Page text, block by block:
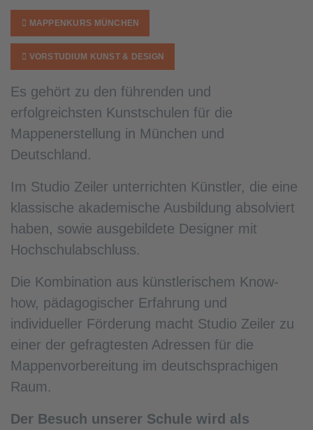
MAPPENKURS MÜNCHEN
VORSTUDIUM KUNST & DESIGN
Es gehört zu den führenden und
erfolgreichsten Kunstschulen für die
Mappenerstellung in München und
Deutschland.
Im Studio Zeiler unterrichten Künstler, die eine
klassische akademische Ausbildung absolviert
haben, sowie ausgebildete Designer mit
Hochschulabschluss.
Die Kombination aus künstlerischem Know-
how, pädagogischer Erfahrung und
individueller Förderung macht Studio Zeiler zu
einer der gefragtesten Adressen für die
Mappenvorbereitung im deutschsprachigen
Raum.
Der Besuch unserer Schule wird als